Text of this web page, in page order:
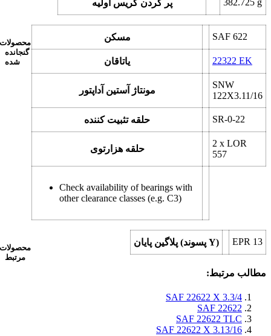
پر کردن گریس اولیه 382.725 g
محصولات
گنجانده
شده
مسکن SAF 622
یاتاقان 22322 EK
مونتاژ آستین آداپتور
SNW
122X3.11/16
حلقه تثبیت کننده SR-0-22
حلقه هزارتوی
2 x LOR
557
Check availability of bearings with
other clearance classes (e.g. C3)
محصولات
مرتبط
پلاگین پایان (پسوند Y) EPR 13
مطالب مرتبط:
SAF 22622 X 3.3/4
SAF 22622
SAF 22622 TLC
SAF 22622 X 3.13/16